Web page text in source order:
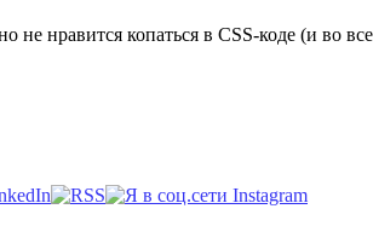
нравится копаться в CSS-коде (и во